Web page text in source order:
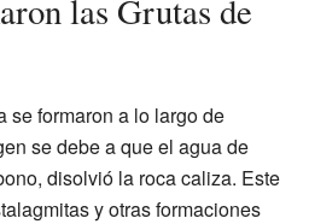
las Grutas de
se formaron a lo largo de
se debe a que el agua de
disolvió la roca caliza. Este
y otras formaciones